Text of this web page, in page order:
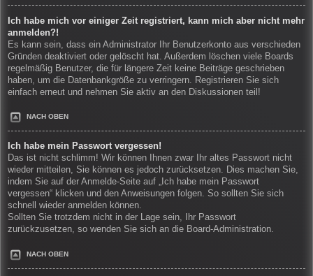
Ich habe mich vor einiger Zeit registriert, kann mich aber nicht mehr
anmelden?!
Es kann sein, dass ein Administrator Ihr Benutzerkonto aus verschieden
Gründen deaktiviert oder gelöscht hat. Außerdem löschen viele Boards
regelmäßig Benutzer, die für längere Zeit keine Beiträge geschrieben
haben, um die Datenbankgröße zu verringern. Registrieren Sie sich
einfach erneut und nehmen Sie aktiv an den Diskussionen teil!
NACH OBEN
Ich habe mein Passwort vergessen!
Das ist nicht schlimm! Wir können Ihnen zwar Ihr altes Passwort nicht
wieder mitteilen, Sie können es jedoch zurücksetzen. Dies machen Sie,
indem Sie auf der Anmelde-Seite auf „Ich habe mein Passwort
vergessen“ klicken und den Anweisungen folgen. So sollten Sie sich
schnell wieder anmelden können.
Sollten Sie trotzdem nicht in der Lage sein, Ihr Passwort
zurückzusetzen, so wenden Sie sich an die Board-Administration.
NACH OBEN